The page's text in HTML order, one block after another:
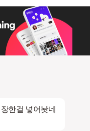
한걸 넣어놧네